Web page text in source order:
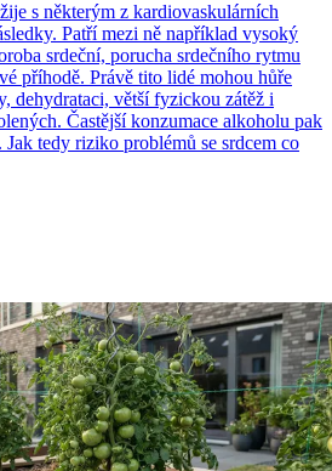
s některým z kardiovaskulárních
Patří mezi ně například vysoký
srdeční, porucha srdečního rytmu
příhodě. Právě tito lidé mohou hůře
dehydrataci, větší fyzickou zátěž i
Častější konzumace alkoholu pak
tedy riziko problémů se srdcem co